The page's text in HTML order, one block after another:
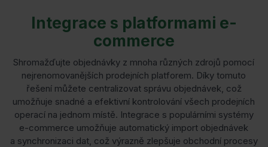
Integrace s platformami e-
commerce
Shromažďujte objednávky z mnoha různých zdrojů pomocí
nejrenomovanějších prodejních platforem. Díky tomuto
řešení můžete centralizovat správu objednávek, což
umožňuje snadné a efektivní kontrolování všech prodejních
operací na jednom místě. Integrace s populárními systémy
e-commerce umožňuje automatický import objednávek
a synchronizaci dat, což výrazně zlepšuje obchodní procesy